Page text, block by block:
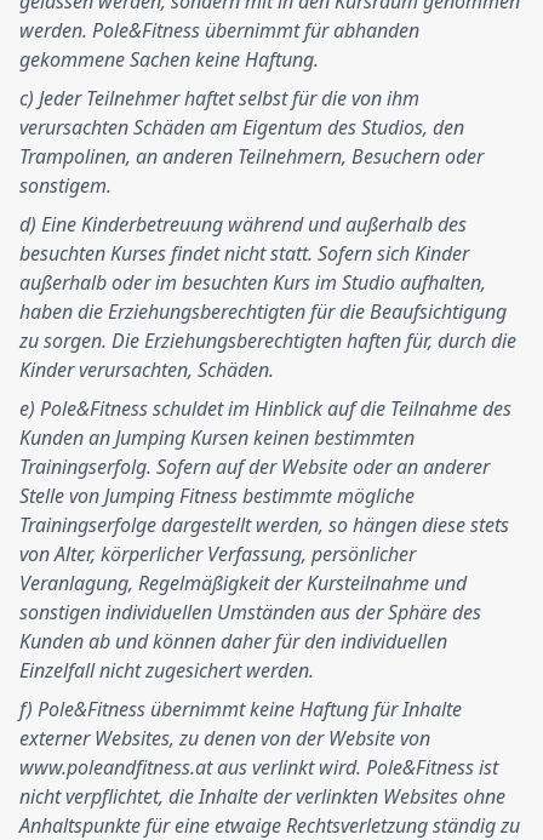
werden. Pole&Fitness übernimmt für abhanden
gekommene Sachen keine Haftung.
c) Jeder Teilnehmer haftet selbst für die von ihm
verursachten Schäden am Eigentum des Studios, den
Trampolinen, an anderen Teilnehmern, Besuchern oder
sonstigem.
d) Eine Kinderbetreuung während und außerhalb des
besuchten Kurses findet nicht statt. Sofern sich Kinder
außerhalb oder im besuchten Kurs im Studio aufhalten,
haben die Erziehungsberechtigten für die Beaufsichtigung
zu sorgen. Die Erziehungsberechtigten haften für, durch die
Kinder verursachten, Schäden.
e) Pole&Fitness schuldet im Hinblick auf die Teilnahme des
Kunden an Jumping Kursen keinen bestimmten
Trainingserfolg. Sofern auf der Website oder an anderer
Stelle von Jumping Fitness bestimmte mögliche
Trainingserfolge dargestellt werden, so hängen diese stets
von Alter, körperlicher Verfassung, persönlicher
Veranlagung, Regelmäßigkeit der Kursteilnahme und
sonstigen individuellen Umständen aus der Sphäre des
Kunden ab und können daher für den individuellen
Einzelfall nicht zugesichert werden.
f) Pole&Fitness übernimmt keine Haftung für Inhalte
externer Websites, zu denen von der Website von
www.poleandfitness.at aus verlinkt wird. Pole&Fitness ist
nicht verpflichtet, die Inhalte der verlinkten Websites ohne
Anhaltspunkte für eine etwaige Rechtsverletzung ständig zu